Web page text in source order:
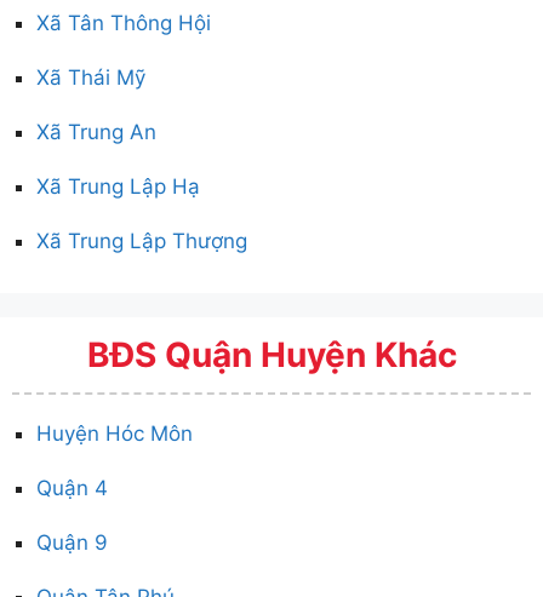
Xã Tân Thông Hội
Xã Thái Mỹ
Xã Trung An
Xã Trung Lập Hạ
Xã Trung Lập Thượng
BĐS Quận Huyện Khác
Huyện Hóc Môn
Quận 4
Quận 9